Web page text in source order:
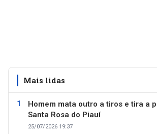
Mais lidas
Homem mata outro a tiros e tira a
Santa Rosa do Piauí
25/07/2026 19:37